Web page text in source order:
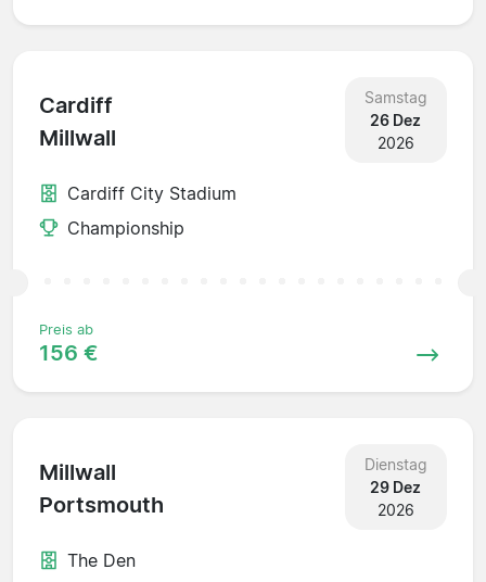
Cardiff
Millwall
Samstag
26 Dez
2026
Cardiff City Stadium
Championship
Preis ab
156 €
Millwall
Portsmouth
Dienstag
29 Dez
2026
The Den